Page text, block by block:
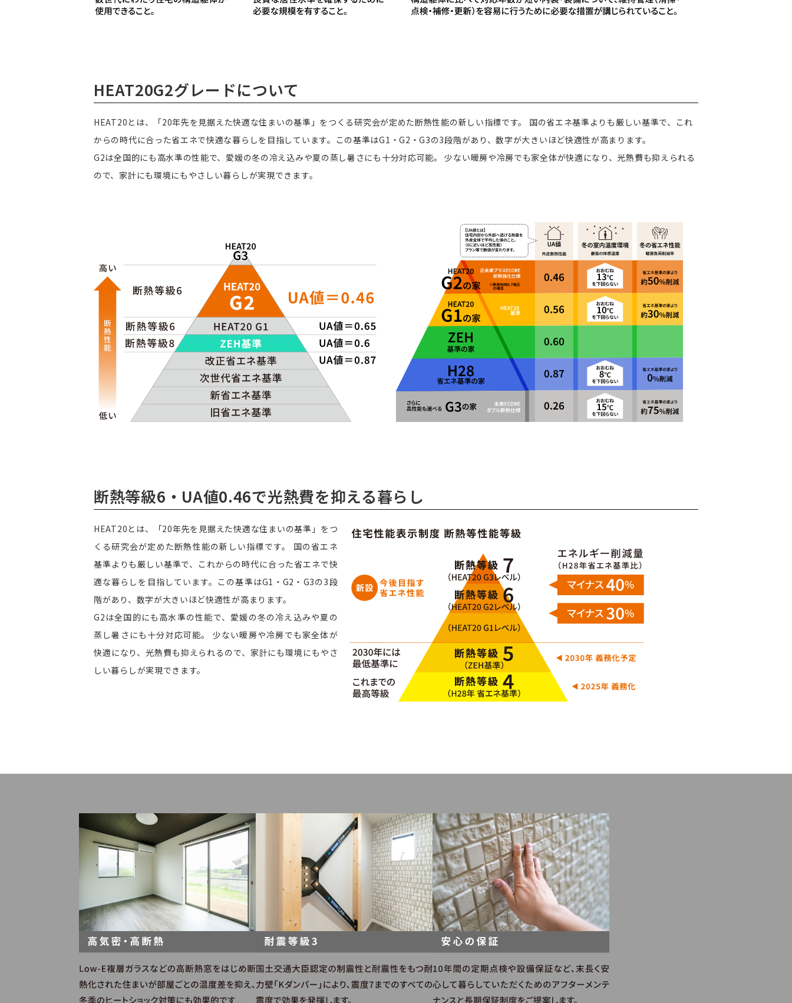
HEAT20G2グレードについて
HEAT20とは、「20年先を見据えた快適な住まいの基準」をつくる研究会が定めた断熱性能の新しい指標です。 国の省エネ基準よりも厳しい基準で、これ
からの時代に合った省エネで快適な暮らしを目指しています。この基準はG1・G2・G3の3段階があり、数字が大きいほど快適性が高まります。
G2は全国的にも高水準の性能で、愛媛の冬の冷え込みや夏の蒸し暑さにも十分対応可能。 少ない暖房や冷房でも家全体が快適になり、光熱費も抑えられる
ので、家計にも環境にもやさしい暮らしが実現できます。
断熱等級6・UA値0.46で光熱費を抑える暮らし
HEAT20とは、「20年先を見据えた快適な住まいの基準」をつ
くる研究会が定めた断熱性能の新しい指標です。 国の省エネ
基準よりも厳しい基準で、これからの時代に合った省エネで快
適な暮らしを目指しています。この基準はG1・G2・G3の3段
階があり、数字が大きいほど快適性が高まります。
G2は全国的にも高水準の性能で、愛媛の冬の冷え込みや夏の
蒸し暑さにも十分対応可能。 少ない暖房や冷房でも家全体が
快適になり、光熱費も抑えられるので、家計にも環境にもやさ
しい暮らしが実現できます。